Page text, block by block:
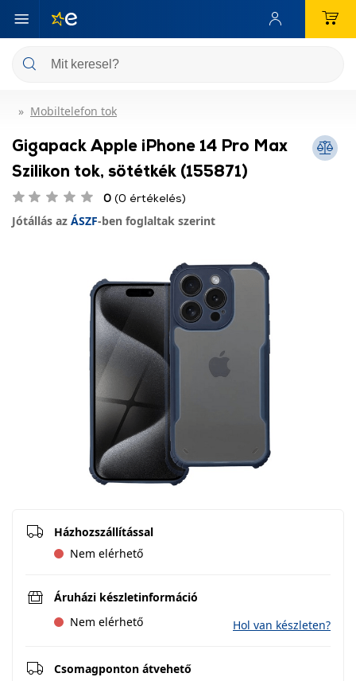
Mobiltelefon tok
Gigapack Apple iPhone 14 Pro Max
Szilikon tok, sötétkék (155871)
0 (0 értékelés)
Jótállás az ÁSZF-ben foglaltak szerint
Házhozszállítással
Nem elérhető
Áruházi készletinformáció
Nem elérhető
Hol van készleten?
Csomagponton átvehető